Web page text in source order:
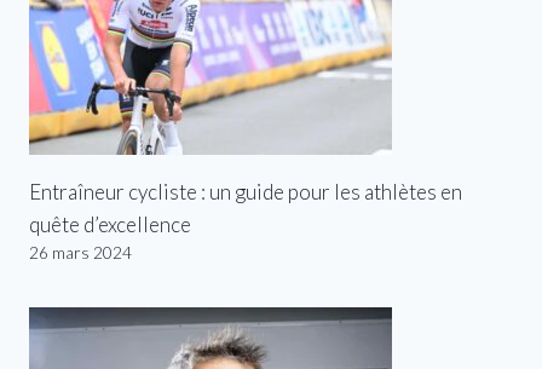
Entraîneur cycliste : un guide pour les athlètes en
quête d’excellence
26 mars 2024